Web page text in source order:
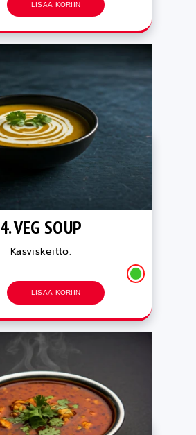
LISÄÄ KORIIN
4. VEG SOUP
Kasviskeitto.
LISÄÄ KORIIN